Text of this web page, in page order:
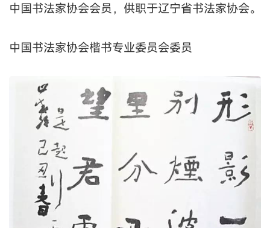
中国书法家协会会员，供职于辽宁省书法家协会。
中国书法家协会楷书专业委员会委员